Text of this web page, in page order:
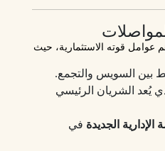
عوامل قوته الاستثمارية، حيث
بين السويس والتجمع.
يُعد الشريان الرئيسي
الجديدة في